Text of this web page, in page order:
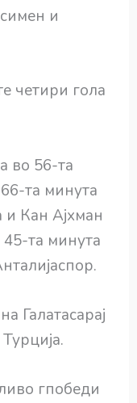
и
четири гола
во 56-та
та минута
Кан Ајхман
та минута
Галатасарај
гпобеди